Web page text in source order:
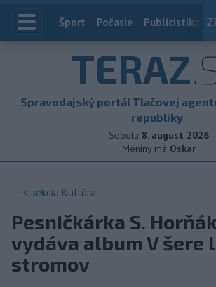
Index
Šport Počasie Publicistika
TERAZ
Spravodajský portál Tlačovej
republiky
Sobota 8. august 2026
Meniny má Oskar
< sekcia Kultúra
Pesničkárka S.
vydáva album V šere
stromov